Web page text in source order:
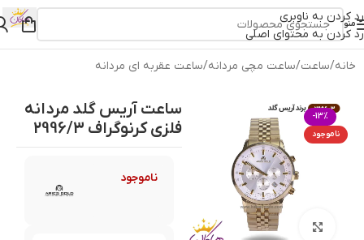
رد کردن به ناوبری
رد کردن به محتوای اصلی
منو
خانه/ساعت/ساعت مچی مردانه/ساعت عقربه ای مردانه
-13%
ناموجود
بزرگنمایی تصویر
ساعت آریس گلد مردانه
فلزی کرنوگراف 2996/3
ناموجود